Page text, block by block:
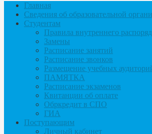
Главная
Сведения об образовательной
Студентам
Правила внутреннего
Замены
Расписание занятий
Расписание звонков
Размещение учебных
ПАМЯТКА
Расписание экзаменов
Квитанции об оплате
Обркредит в СПО
ГИА
Поступающим
Личный кабинет